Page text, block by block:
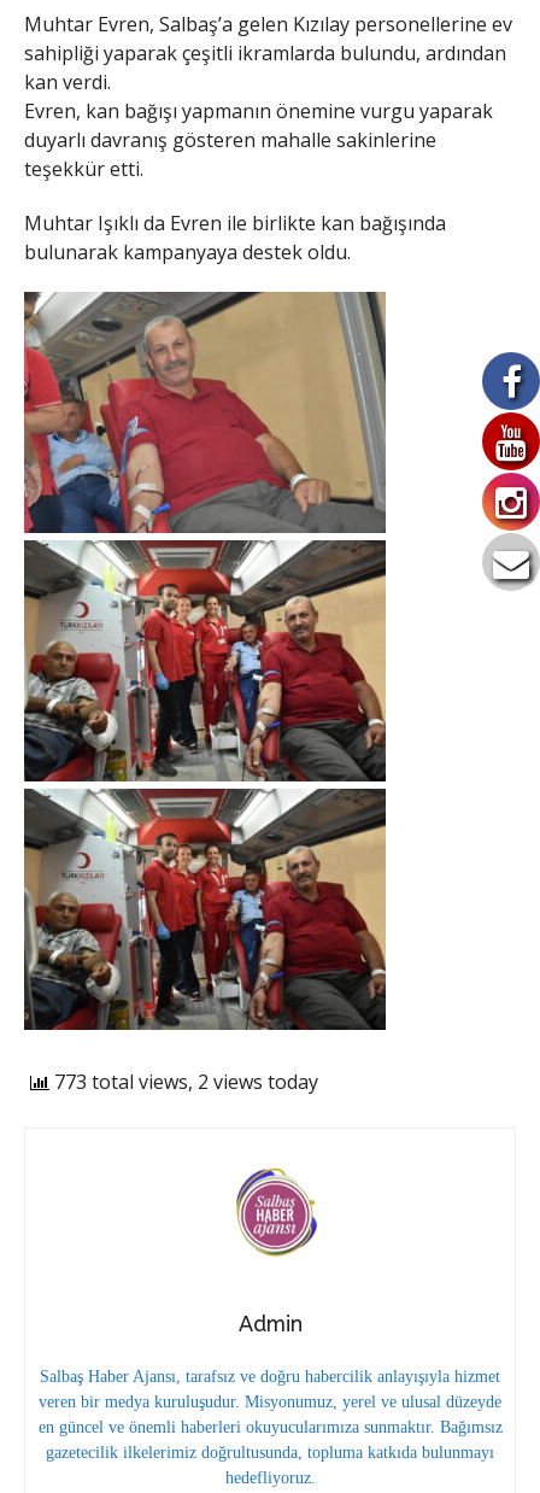
Muhtar Evren, Salbaş’a gelen Kızılay personellerine ev
sahipliği yaparak çeşitli ikramlarda bulundu, ardından
kan verdi.
Evren, kan bağışı yapmanın önemine vurgu yaparak
duyarlı davranış gösteren mahalle sakinlerine
teşekkür etti.
Muhtar Işıklı da Evren ile birlikte kan bağışında
bulunarak kampanyaya destek oldu.
773 total views, 2 views today
Admin
Salbaş Haber Ajansı, tarafsız ve doğru habercilik anlayışıyla hizmet
veren bir medya kuruluşudur. Misyonumuz, yerel ve ulusal düzeyde
en güncel ve önemli haberleri okuyucularımıza sunmaktır. Bağımsız
gazetecilik ilkelerimiz doğrultusunda, topluma katkıda bulunmayı
hedefliyoruz.